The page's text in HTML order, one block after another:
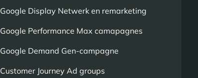
Google Display Netwerk en remarketing
Google Performance Max camapagnes
Google Demand Gen-campagne
Customer Journey Ad groups